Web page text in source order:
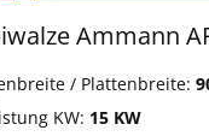
Ammann
/ Plattenbreite:
KW: 15 KW